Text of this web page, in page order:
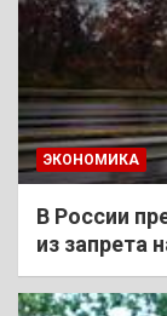
ЭКОНОМИКА
В России
из запрета